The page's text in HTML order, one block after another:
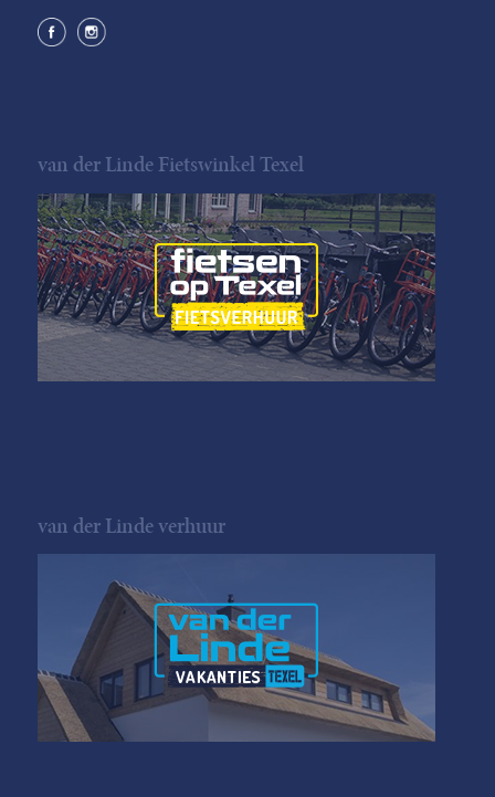
van der Linde Fietswinkel Texel
van der Linde verhuur